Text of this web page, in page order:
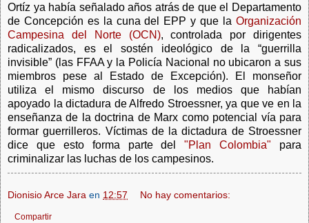
Ortíz ya había señalado años atrás de que el Departamento
de Concepción es la cuna del EPP y que la Organización
Campesina del Norte (OCN), controlada por dirigentes
radicalizados, es el sostén ideológico de la “guerrilla
invisible” (las FFAA y la Policía Nacional no ubicaron a sus
miembros pese al Estado de Excepción). El monseñor
utiliza el mismo discurso de los medios que habían
apoyado la dictadura de Alfredo Stroessner, ya que ve en la
enseñanza de la doctrina de Marx como potencial vía para
formar guerrilleros. Víctimas de la dictadura de Stroessner
dice que esto forma parte del"Plan Colombia" para
criminalizar las luchas de los campesinos.
Dionisio Arce Jara en 12:57 No hay comentarios:
Compartir